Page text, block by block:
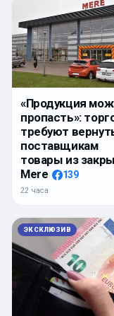
«Продукция
пропасть»:
требуют
поставщикам
товары из
Mere
139
22 часа
ЭКСКЛЮЗИВ